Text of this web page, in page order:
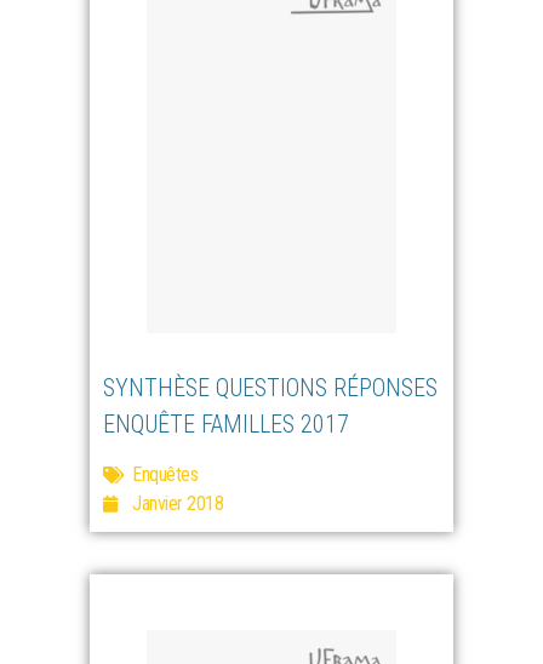
SYNTHÈSE QUESTIONS RÉPONSES
ENQUÊTE FAMILLES 2017
Enquêtes
Janvier 2018